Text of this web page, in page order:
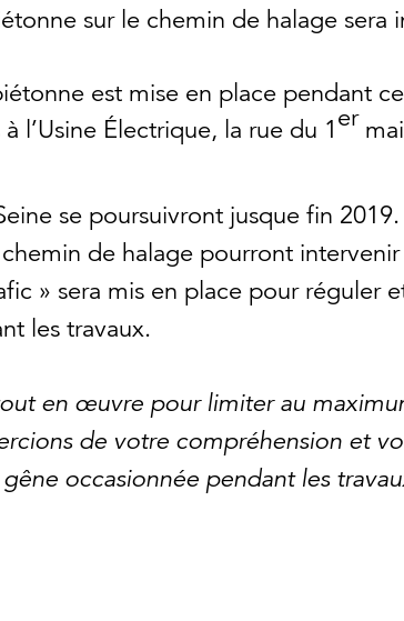
sur le chemin de halage sera
est mise en place pendant
l’Usine Électrique, la rue du 1er
se poursuivront jusque fin
de halage pourront
» sera mis en place pour réguler
les travaux.
en œuvre pour limiter au
de votre compréhension et
occasionnée pendant les